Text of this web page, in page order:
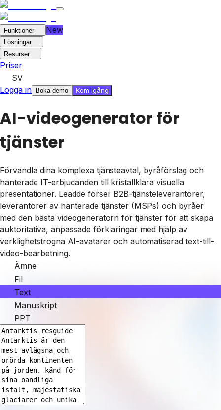
Funktioner New
Lösningar
Resurser
Priser
SV
Logga in
Boka demo Kom igång
AI-videogenerator för
tjänster
Förvandla dina komplexa tjänsteavtal, byråförslag och
hanterade IT-erbjudanden till kristallklara visuella
presentationer. Leadde förser B2B-tjänsteleverantörer,
leverantörer av hanterade tjänster (MSPs) och byråer
med den bästa videogeneratorn för tjänster för att skapa
auktoritativa, anpassade förklaringar med hjälp av
verklighetstrogna AI-avatarer och automatiserad text-till-
video-bearbetning.
Ämne
Fil
Text
Manuskript
PPT